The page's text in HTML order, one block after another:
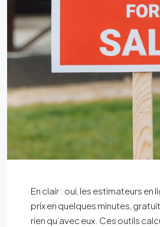
En clair : oui, les estimateurs en
prix en quelques minutes,
rien qu’avec eux. Ces outils